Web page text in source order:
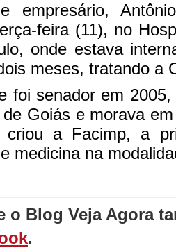
empresário,
feira (11), no
onde estava
meses, tratando a
foi senador em
Goiás e morava
criou a Facimp, a
medicina na
o Blog Veja Agora
.